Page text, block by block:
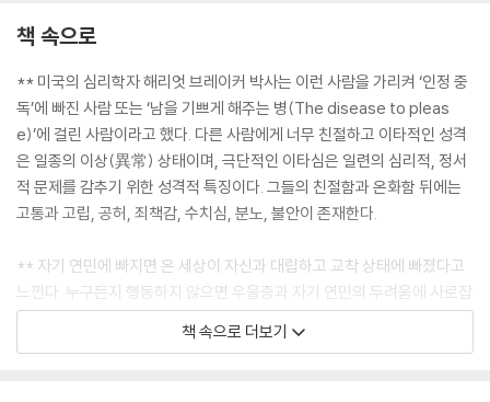
책 속으로
** 미국의 심리학자 해리엇 브레이커 박사는 이런 사람을 가리켜 ‘인정 중
독’에 빠진 사람 또는 ‘남을 기쁘게 해주는 병(The disease to pleas
e)’에 걸린 사람이라고 했다. 다른 사람에게 너무 친절하고 이타적인 성격
은 일종의 이상(異常) 상태이며, 극단적인 이타심은 일련의 심리적, 정서
적 문제를 감추기 위한 성격적 특징이다. 그들의 친절함과 온화함 뒤에는
고통과 고립, 공허, 죄책감, 수치심, 분노, 불안이 존재한다.
** 자기 연민에 빠지면 온 세상이 자신과 대립하고 교착 상태에 빠졌다고
느낀다. 누구든지 행동하지 않으면 우울증과 자기 연민의 두려움에 사로잡
혀 길을 잃고 만다. 이것이 바로 당신이 자신에게 설정한 악성 심리 게임이
다. ‘자신의 상처’는 ‘다른 사람의 잘못’이고 자연스럽게 ‘자신은 피해자’가
책 속으로 더보기